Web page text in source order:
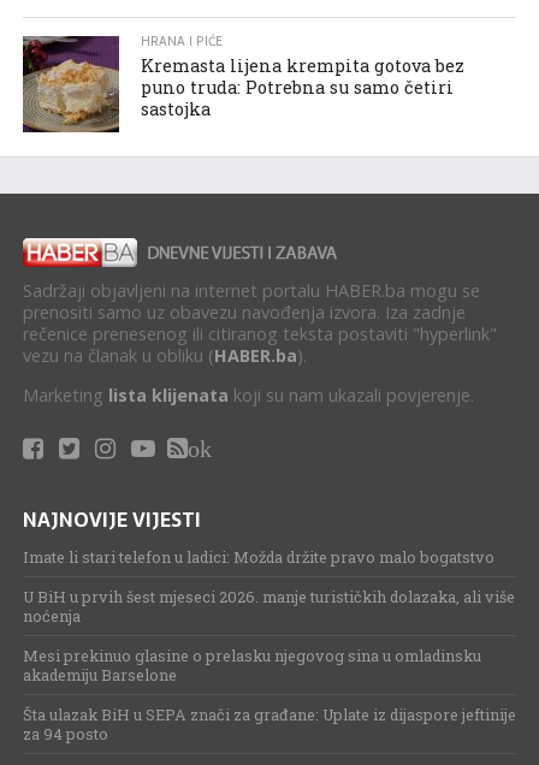
HRANA I PIĆE
Kremasta lijena krempita gotova bez
puno truda: Potrebna su samo četiri
sastojka
Sadržaji objavljeni na internet portalu HABER.ba mogu se
prenositi samo uz obavezu navođenja izvora. Iza zadnje
rečenice prenesenog ili citiranog teksta postaviti "hyperlink"
vezu na članak u obliku (HABER.ba).
Marketing lista klijenata koji su nam ukazali povjerenje.
ok
NAJNOVIJE VIJESTI
Imate li stari telefon u ladici: Možda držite pravo malo bogatstvo
U BiH u prvih šest mjeseci 2026. manje turističkih dolazaka, ali više
noćenja
Mesi prekinuo glasine o prelasku njegovog sina u omladinsku
akademiju Barselone
Šta ulazak BiH u SEPA znači za građane: Uplate iz dijaspore jeftinije
za 94 posto